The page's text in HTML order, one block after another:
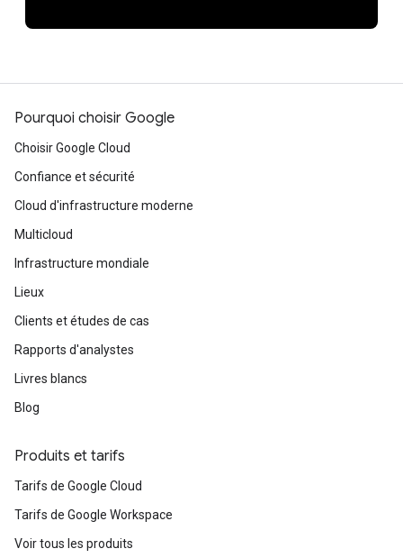
Pourquoi choisir Google
Choisir Google Cloud
Confiance et sécurité
Cloud d'infrastructure moderne
Multicloud
Infrastructure mondiale
Lieux
Clients et études de cas
Rapports d'analystes
Livres blancs
Blog
Produits et tarifs
Tarifs de Google Cloud
Tarifs de Google Workspace
Voir tous les produits